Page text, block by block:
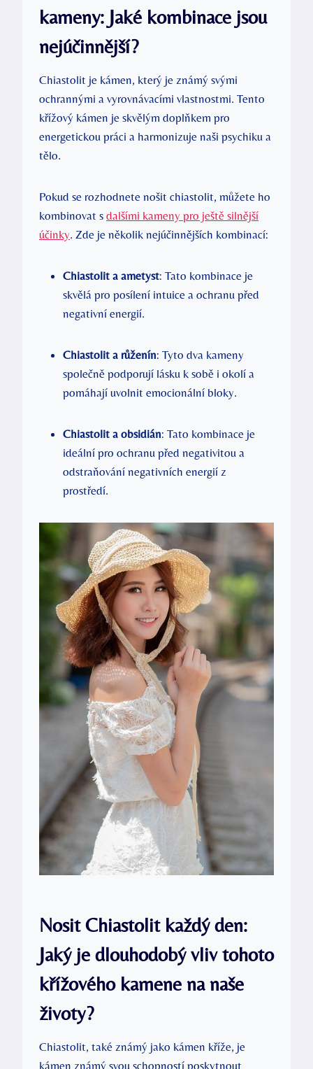
kameny: Jaké kombinace jsou
nejúčinnější?
Chiastolit je kámen, který je známý svými
ochrannými a vyrovnávacími vlastnostmi. Tento
křížový kámen je skvělým doplňkem pro
energetickou práci a harmonizuje naši psychiku a
tělo.
Pokud se rozhodnete nošit chiastolit, můžete ho
kombinovat s dalšími kameny pro ještě silnější
účinky. Zde je několik nejúčinnějších kombinací:
Chiastolit a ametyst: Tato kombinace je
skvělá pro posílení intuice a ochranu před
negativní energií.
Chiastolit a růženín: Tyto dva kameny
společně podporují lásku k sobě i okolí a
pomáhají uvolnit emocionální bloky.
Chiastolit a obsidián: Tato kombinace je
ideální pro ochranu před negativitou a
odstraňování negativních energií z
prostředí.
Nosit Chiastolit každý den:
Jaký je dlouhodobý vliv tohoto
křížového kamene na naše
životy?
Chiastolit, také známý jako kámen kříže, je
kámen známý svou schopností poskytnout